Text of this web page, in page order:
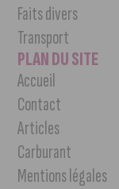
Faits divers
Transport
PLAN DU SITE
Accueil
Contact
Articles
Carburant
Mentions légales